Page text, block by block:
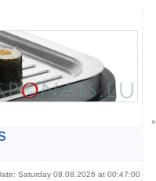
Saturday 08.08.2026 at 00:47:00
»